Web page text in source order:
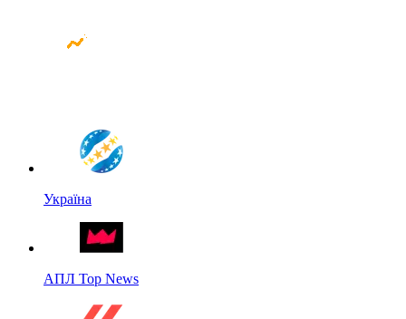
Україна
АПЛ Top News